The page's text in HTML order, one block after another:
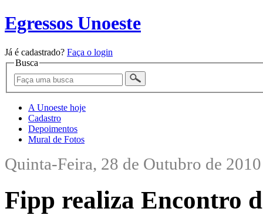
Egressos Unoeste
Já é cadastrado? Faça o login
Busca
A Unoeste hoje
Cadastro
Depoimentos
Mural de Fotos
Quinta-Feira, 28 de Outubro de 2010
Fipp realiza Encontro